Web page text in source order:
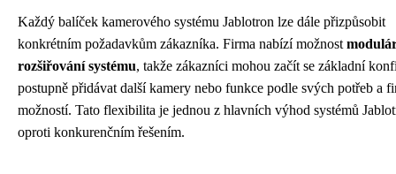
Každý balíček kamerového systému Jablotron lze dále přizpůsobit
konkrétním požadavkům zákazníka. Firma nabízí možnost
rozšiřování systému, takže zákazníci mohou začít se základní
postupně přidávat další kamery nebo funkce podle svých potřeb a
možností. Tato flexibilita je jednou z hlavních výhod systémů
oproti konkurenčním řešením.